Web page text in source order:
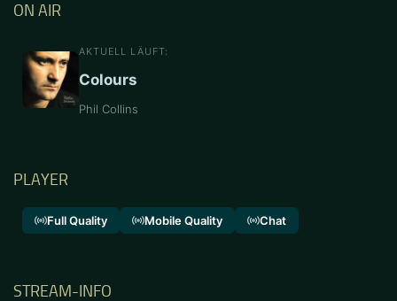
ON AIR
AKTUELL LÄUFT:
Colours
Phil Collins
PLAYER
Full Quality Mobile Quality Chat
STREAM-INFO